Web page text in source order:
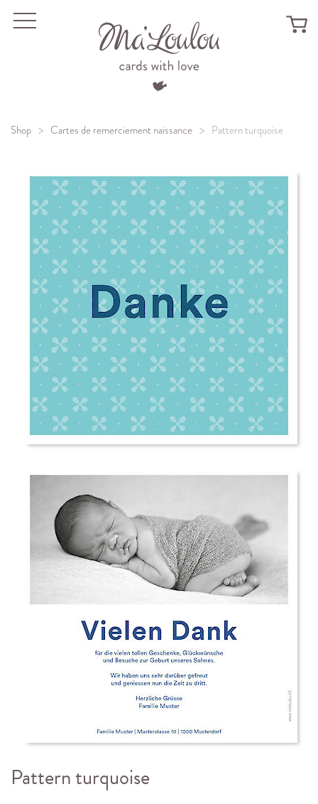
Menu
Shop Cartes de remerciement naissance Pattern turquoise
Pattern turquoise